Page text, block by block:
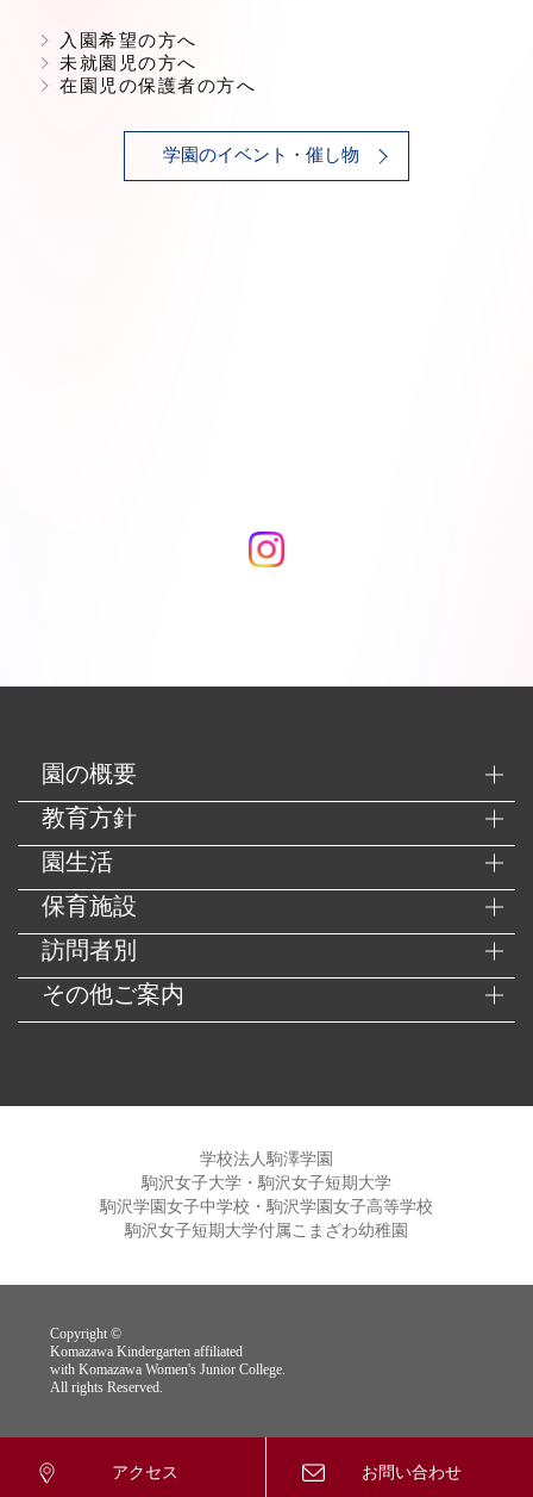
アクセス お問い合わせ
入園希望の方へ
未就園児の方へ
在園児の保護者の方へ
学園のイベント・催し物
園の概要
教育方針
園生活
保育施設
訪問者別
その他ご案内
学校法人駒澤学園
駒沢女子大学・駒沢女子短期大学
駒沢学園女子中学校・駒沢学園女子高等学校
駒沢女子短期大学付属こまざわ幼稚園
Copyright ©
Komazawa Kindergarten affiliated
with Komazawa Women's Junior College.
All rights Reserved.